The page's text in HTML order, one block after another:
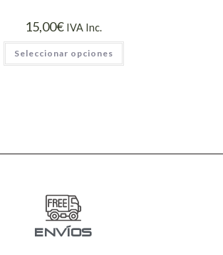
15,00€ IVA Inc.
Seleccionar opciones
ENVÍOS